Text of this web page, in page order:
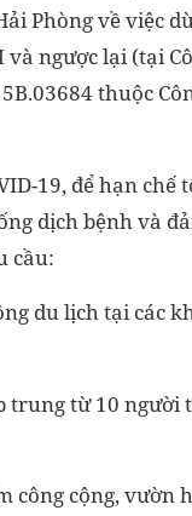
Phòng về việc
ngược lại (tại
thuộc
19, để hạn
dịch bệnh và
cầu:
du lịch tại các
từ 10 người
công cộng, vườn